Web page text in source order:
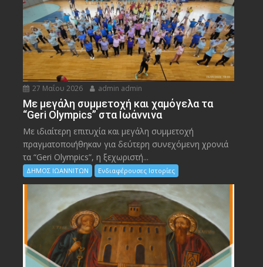
27 Μαΐου 2026 admin admin
Με μεγάλη συμμετοχή και χαμόγελα τα
“Geri Olympics” στα Ιωάννινα
Με ιδιαίτερη επιτυχία και μεγάλη συμμετοχή
πραγματοποιήθηκαν για δεύτερη συνεχόμενη χρονιά
τα “Geri Olympics”, η ξεχωριστή...
ΔΗΜΟΣ ΙΩΑΝΝΙΤΩΝ Ενδιαφέρουσες Ιστορίες